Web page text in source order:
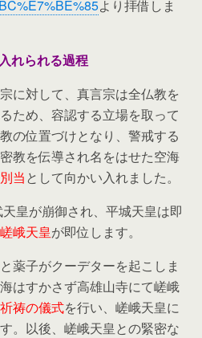
より拝借しま
れられる過程
に対して、真言宗は全仏教を
ため、容認する立場を取って
の位置づけとなり、警戒する
教を伝導され名をはせた空海
当として向かい入れました。
皇が崩御され、平城天皇は即
嵯峨天皇が即位します。
薬子がクーデターを起こしま
はすかさず高雄山寺にて嵯峨
祷の儀式を行い、嵯峨天皇に
。以後、嵯峨天皇との緊密な